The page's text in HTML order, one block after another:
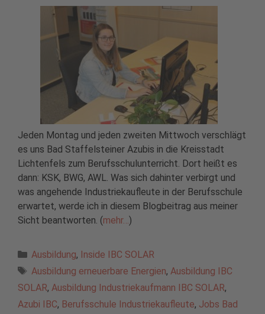
Jeden Montag und jeden zweiten Mittwoch verschlägt
es uns Bad Staffelsteiner Azubis in die Kreisstadt
Lichtenfels zum Berufsschulunterricht. Dort heißt es
dann: KSK, BWG, AWL. Was sich dahinter verbirgt und
was angehende Industriekaufleute in der Berufsschule
erwartet, werde ich in diesem Blogbeitrag aus meiner
Sicht beantworten. (mehr… )
Kategorien
Ausbildung, Inside IBC SOLAR
Schlagwörter
Ausbildung erneuerbare Energien, Ausbildung IBC
SOLAR, Ausbildung Industriekaufmann IBC SOLAR,
Azubi IBC, Berufsschule Industriekaufleute, Jobs Bad